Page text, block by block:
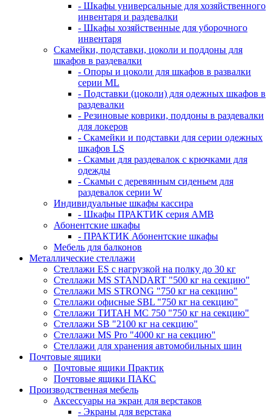
- Шкафы универсальные для хозяйственного
инвентаря и раздевалки
- Шкафы хозяйственные для уборочного
инвентаря
Скамейки, подставки, цоколи и поддоны для
шкафов в раздевалки
- Опоры и цоколи для шкафов в развалки
серии ML
- Подставки (цоколи) для одежных шкафов в
раздевалки
- Резиновые коврики, поддоны в раздевалки
для локеров
- Скамейки и подставки для серии одежных
шкафов LS
- Скамьи для раздевалок с крючками для
одежды
- Скамьи с деревянным сиденьем для
раздевалок серии W
Индивидуальные шкафы кассира
- Шкафы ПРАКТИК серия AMB
Абонентские шкафы
- ПРАКТИК Абонентские шкафы
Мебель для балконов
Металлические стеллажи
Стеллажи ES с нагрузкой на полку до 30 кг
Стеллажи MS STANDART "500 кг на секцию"
Стеллажи MS STRONG "750 кг на секцию"
Стеллажи офисные SBL "750 кг на секцию"
Стеллажи ТИТАН МС 750 "750 кг на секцию"
Стеллажи SB "2100 кг на секцию"
Стеллажи MS Pro "4000 кг на секцию"
Стеллажи для хранения автомобильных шин
Почтовые ящики
Почтовые ящики Практик
Почтовые ящики ПАКС
Производственная мебель
Аксессуары на экран для верстаков
- Экраны для верстака